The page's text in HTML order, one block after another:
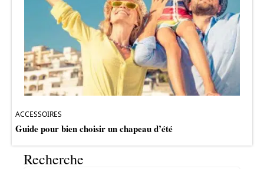
ACCESSOIRES
Guide pour bien choisir un chapeau d’été
Recherche